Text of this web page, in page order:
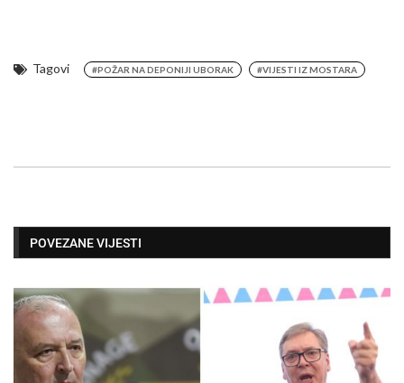
Tagovi #POŽAR NA DEPONIJI UBORAK #VIJESTI IZ MOSTARA
POVEZANE VIJESTI